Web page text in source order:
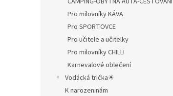
Pro milovníky KÁVA
Pro SPORTOVCE
Pro učitele a učitelky
Pro milovníky CHILLI
Karnevalové oblečení
Vodácká trička☀
K narozeninám